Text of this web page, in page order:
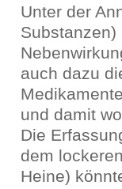
Unter der
auch dazu
und damit
Die
dem
Heine)